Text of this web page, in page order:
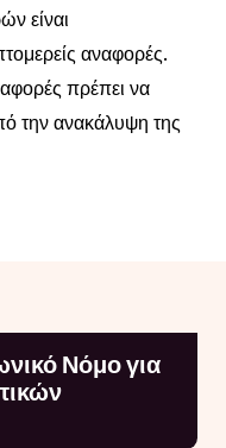
είναι
αναφορές.
πρέπει να
την ανακάλυψη της
Νόμο για